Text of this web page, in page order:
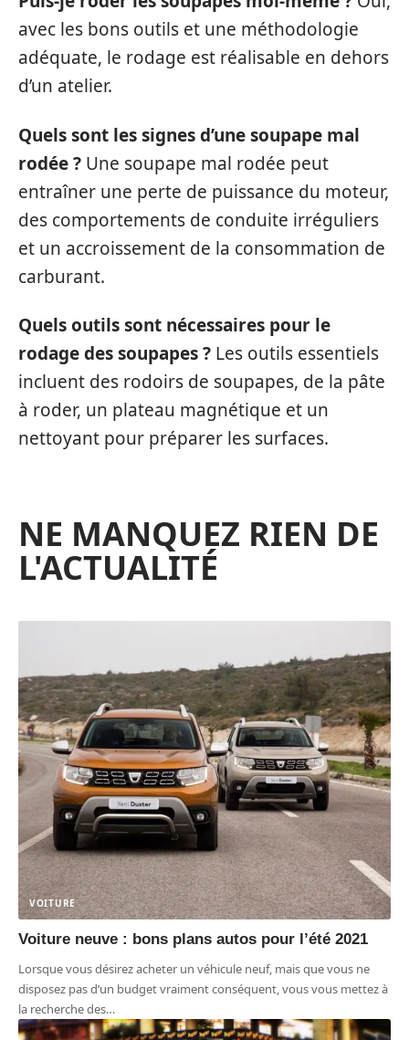
avec les bons outils et une méthodologie
adéquate, le rodage est réalisable en dehors
d’un atelier.
Quels sont les signes d’une soupape mal
rodée ? Une soupape mal rodée peut
entraîner une perte de puissance du moteur,
des comportements de conduite irréguliers
et un accroissement de la consommation de
carburant.
Quels outils sont nécessaires pour le
rodage des soupapes ? Les outils essentiels
incluent des rodoirs de soupapes, de la pâte
à roder, un plateau magnétique et un
nettoyant pour préparer les surfaces.
NE MANQUEZ RIEN DE
L'ACTUALITÉ
VOITURE
Voiture neuve : bons plans autos pour l’été 2021
Lorsque vous désirez acheter un véhicule neuf, mais que vous ne
disposez pas d’un budget vraiment conséquent, vous vous mettez à
la recherche des…